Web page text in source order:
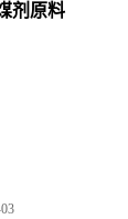
剂原料